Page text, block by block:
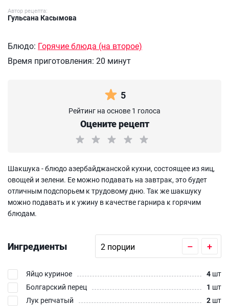
Автор рецепта:
Гульсана Касымова
Блюдо: Горячие блюда (на второе)
Время приготовления: 20 минут
5
Рейтинг на основе 1 голоса
Оцените рецепт
Шакшука - блюдо азербайджанской кухни, состоящее из яиц,
овощей и зелени. Ее можно подавать на завтрак, это будет
отличным подспорьем к трудовому дню. Так же шакшуку
можно подавать и к ужину в качестве гарнира к горячим
блюдам.
Ингредиенты – +
Яйцо куриное 4 шт
Болгарский перец
1 шт
Лук репчатый
2 шт